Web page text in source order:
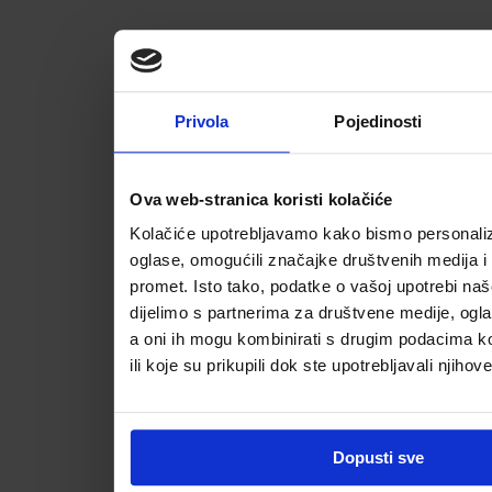
Privola Pojedinosti
Ova web-stranica koristi kolačiće
Kolačiće upotrebljavamo kako bismo
oglase, omogućili značajke društvenih medija i
promet. Isto tako, podatke o vašoj upotrebi
dijelimo s partnerima za društvene medije,
a oni ih mogu kombinirati s drugim podacima
ili koje su prikupili dok ste upotrebljavali
Dopusti sve